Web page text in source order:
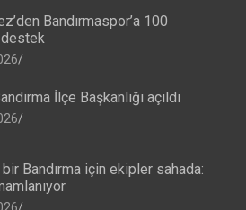
Bandırmaspor’a 100
İlçe Başkanlığı açıldı
Bandırma için ekipler sahada: